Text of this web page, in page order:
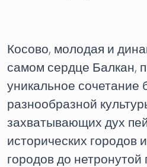
Косово, молодая и
самом сердце Балкан,
уникальное сочетание
разнообразной
захватывающих дух
исторических городов
городов до